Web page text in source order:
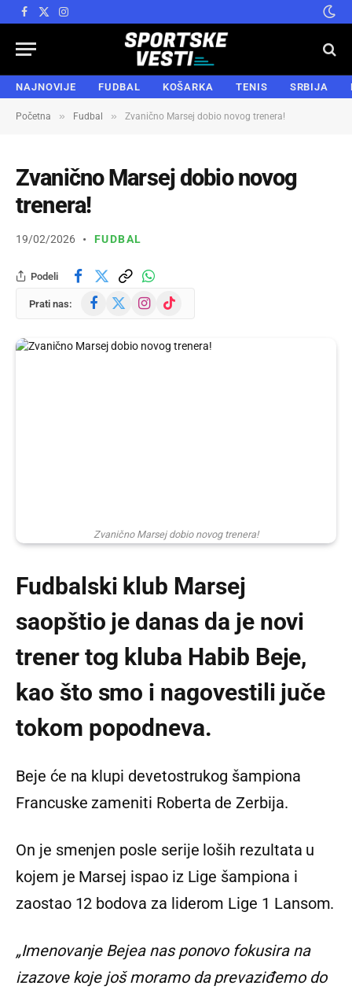
Facebook
X
Instagram
NAJNOVIJE FUDBAL KOŠARKA TENIS SRBIJA
Početna » Fudbal » Zvanično Marsej dobio novog trenera!
Zvanično Marsej dobio novog
trenera!
19/02/2026 FUDBAL
Podeli
Prati nas: Facebook Instagram
TikTok
Zvanično Marsej dobio novog trenera!
Fudbalski klub Marsej
saopštio je danas da je novi
trener tog kluba Habib Beje,
kao što smo i nagovestili juče
tokom popodneva.
Beje će na klupi devetostrukog šampiona
Francuske zameniti Roberta de Zerbija.
On je smenjen posle serije loših rezultata u
kojem je Marsej ispao iz Lige šampiona i
zaostao 12 bodova za liderom Lige 1 Lansom.
„Imenovanje Bejea nas ponovo fokusira na
izazove koje još moramo da prevaziđemo do